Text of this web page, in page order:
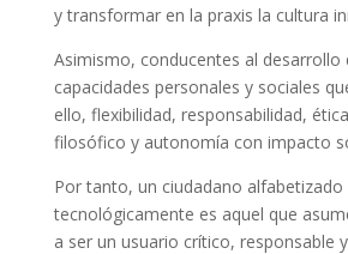
y transformar en la praxis la cultura
Asimismo, conducentes al desarrollo
capacidades personales y sociales
ello, flexibilidad, responsabilidad,
filosófico y autonomía con
Por tanto, un ciudadano alfabetizado
tecnológicamente es aquel que
a ser un usuario crítico, responsable